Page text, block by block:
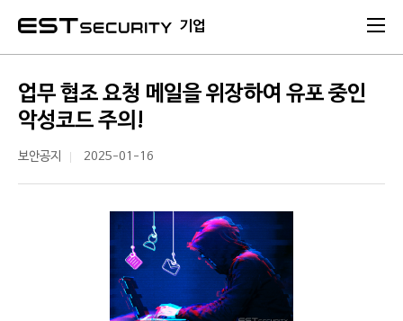
기업
업무 협조 요청 메일을 위장하여 유포 중인
악성코드 주의!
보안공지 2025-01-16